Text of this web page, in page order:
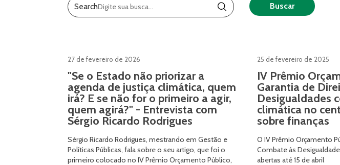
Search Buscar
27 de fevereiro de 2026
"Se o Estado não priorizar a
agenda de justiça climática, quem
irá? E se não for o primeiro a agir,
quem agirá?" - Entrevista com
Sérgio Ricardo Rodrigues
Sérgio Ricardo Rodrigues, mestrando em Gestão e
Políticas Públicas, fala sobre o seu artigo, que foi o
primeiro colocado no IV Prêmio Orçamento Público,
25 de fevereiro de 2025
IV Prêmio
Garantia de
Desigualdades
climática no
sobre finanças
O IV Prêmio Orçamento
Combate às
abertas até 15 de abril